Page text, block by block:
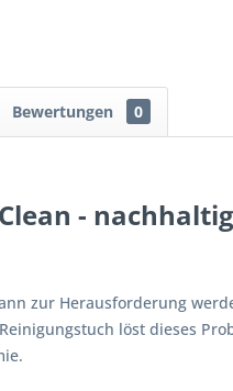
Bewertungen 0
-
zur Herausforderung
löst dieses